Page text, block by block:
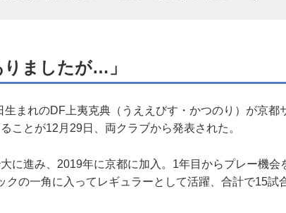
りましたが…」
まれのDF上夷克典（うええびす・かつのり）が京都
ことが12月29日、両クラブから発表された。
に進み、2019年に京都に加入。1年目からプレー機会
クの一角に入ってレギュラーとして活躍、合計で15試